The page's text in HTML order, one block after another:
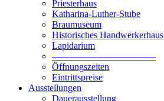
Priesterhaus
Katharina-Luther-Stube
Braumuseum
Historisches Handwerkerhaus
Lapidarium
––––––––––––––––––––––
Öffnungszeiten
Eintrittspreise
Ausstellungen
Dauerausstellung